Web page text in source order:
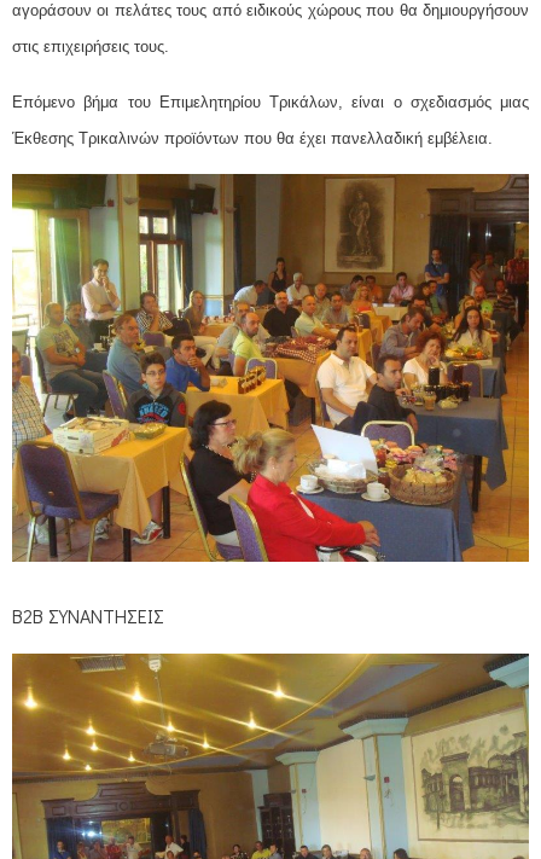
αγοράσουν οι πελάτες τους από ειδικούς χώρους που θα δημιουργήσουν
στις επιχειρήσεις τους.
Επόμενο βήμα του Επιμελητηρίου Τρικάλων, είναι ο σχεδιασμός μιας
Έκθεσης Τρικαλινών προϊόντων που θα έχει πανελλαδική εμβέλεια.
Β2Β ΣΥΝΑΝΤΗΣΕΙΣ